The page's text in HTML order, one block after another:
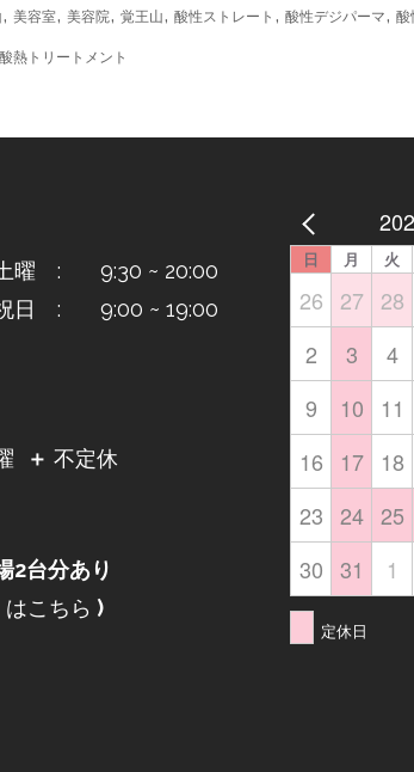
Sep 25, 2020 at 6:43pm PDT
, 美容室, 美容院, 覚王山, 酸性ストレート , 酸性デジパーマ, 酸
酸熱トリートメント
土曜 : 9:30 ~ 20:00
祝日 : 9:00 ~ 19:00
＋ 不定休
2台分あり
こちら )
日 月 火
26 27 28
2
3 4
9
10 11
16
17 18
23 24 25
30 31 1
定休日